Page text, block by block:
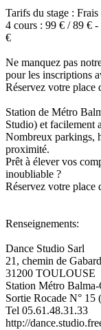
Tarifs du stage :
4 cours : 99 € / 89 €
€
Ne manquez pas
pour les inscriptions
Réservez votre place
Station de Métro
Studio) et facilement
Nombreux parkings,
proximité.
Prêt à élever vos
inoubliable ?
Réservez votre place
Renseignements:
Dance Studio Sarl
21, chemin de
31200 TOULOUSE
Station Métro
Sortie Rocade N°
Tel 05.61.48.31.33
http://